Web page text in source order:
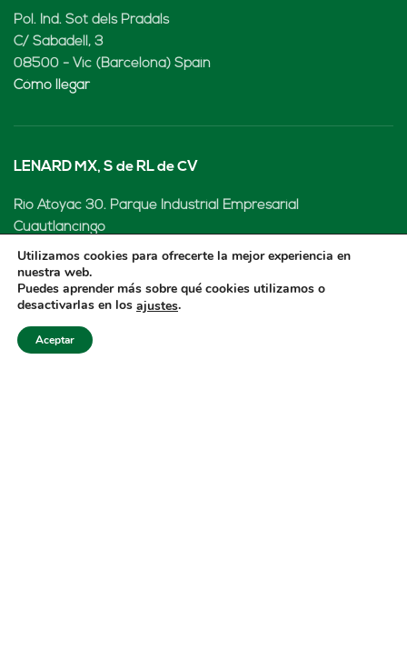
Pol. Ind. Sot dels Pradals
C/ Sabadell, 3
08500 - Vic (Barcelona) Spain
Cómo llegar
LENARD MX, S de RL de CV
Rio Atoyac 30. Parque Industrial Empresarial
Cuautlancingo
Cuautlancingo, 72730 Puebla (México)
+52 222 2319969
jisanchez@lenard.tech
Utilizamos cookies para ofrecerte la mejor experiencia en
nuestra web.
Puedes aprender más sobre qué cookies utilizamos o
desactivarlas en los ajustes.
Aceptar